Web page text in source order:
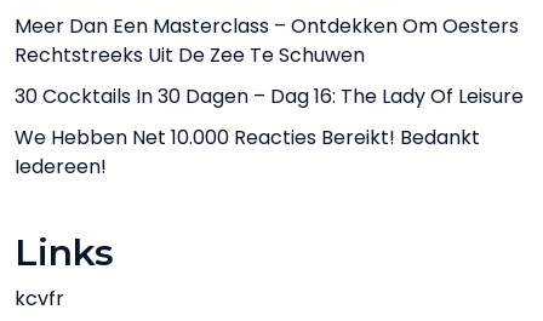
Meer Dan Een Masterclass – Ontdekken Om Oesters
Rechtstreeks Uit De Zee Te Schuwen
30 Cocktails In 30 Dagen – Dag 16: The Lady Of Leisure
We Hebben Net 10.000 Reacties Bereikt! Bedankt
Iedereen!
Links
kcvfr